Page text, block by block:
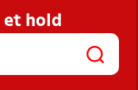
KLUBBER OG
et hold